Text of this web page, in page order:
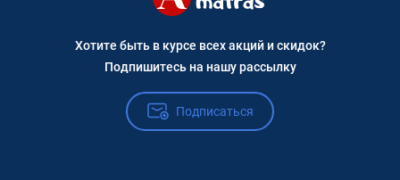
Хотите быть в курсе всех акций и скидок?
Подпишитесь на нашу рассылку
Подписаться